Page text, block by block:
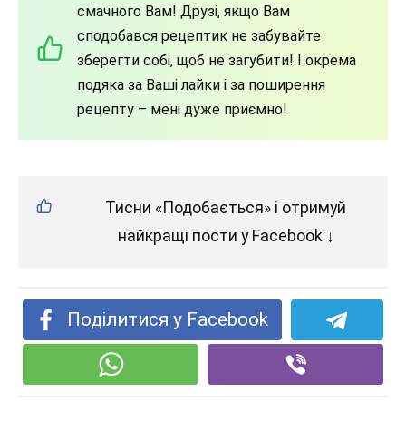
смачного Вам! Друзі, якщо Вам
сподобався рецептик не забувайте
зберегти собі, щоб не загубити! І окрема
подяка за Ваші лайки і за поширення
рецепту – мені дуже приємно!
Тисни «Подобається» і отримуй
найкращі пости у Facebook ↓
Поділитися у Facebook